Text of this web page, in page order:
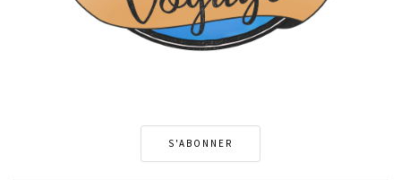
S'ABONNER